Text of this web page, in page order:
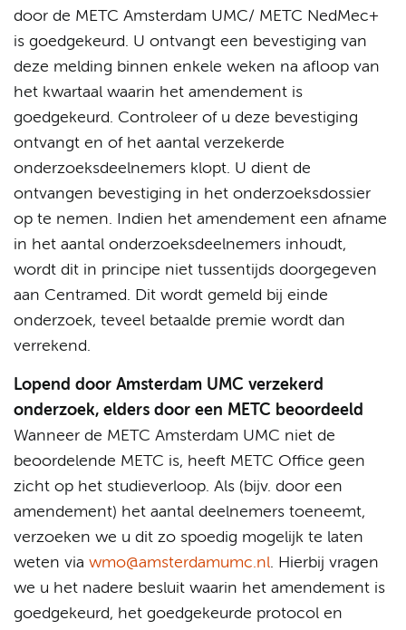
door de METC Amsterdam UMC/ METC NedMec+
is goedgekeurd. U ontvangt een bevestiging van
deze melding binnen enkele weken na afloop van
het kwartaal waarin het amendement is
goedgekeurd. Controleer of u deze bevestiging
ontvangt en of het aantal verzekerde
onderzoeksdeelnemers klopt. U dient de
ontvangen bevestiging in het onderzoeksdossier
op te nemen. Indien het amendement een afname
in het aantal onderzoeksdeelnemers inhoudt,
wordt dit in principe niet tussentijds doorgegeven
aan Centramed. Dit wordt gemeld bij einde
onderzoek, teveel betaalde premie wordt dan
verrekend.
Lopend door Amsterdam UMC verzekerd
onderzoek, elders door een METC beoordeeld
Wanneer de METC Amsterdam UMC niet de
beoordelende METC is, heeft METC Office geen
zicht op het studieverloop. Als (bijv. door een
amendement) het aantal deelnemers toeneemt,
verzoeken we u dit zo spoedig mogelijk te laten
weten via wmo@amsterdamumc.nl. Hierbij vragen
we u het nadere besluit waarin het amendement is
goedgekeurd, het goedgekeurde protocol en